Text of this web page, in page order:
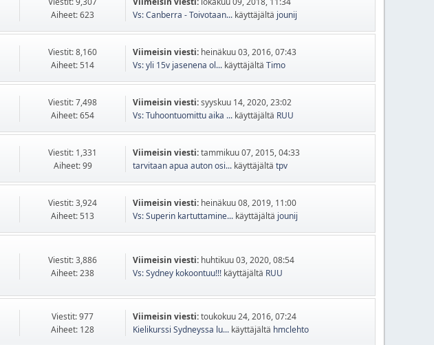
Aiheet: 623
Vs: Canberra - Toivotaan... käyttäjältä jounij
Viestit: 8,160
Aiheet: 514
Viimeisin viesti: heinäkuu 03, 2016, 07:43
Vs: yli 15v jasenena ol... käyttäjältäTimo
Viestit: 7,498
Aiheet: 654
Viimeisin viesti:syyskuu 14, 2020, 23:02
Vs: Tuhoontuomittu aika ... käyttäjältä RUU
Viestit: 1,331
Aiheet: 99
Viimeisin viesti:tammikuu 07, 2015, 04:33
tarvitaan apua auton osi... käyttäjältätpv
Viestit: 3,924
Aiheet: 513
Viimeisin viesti: heinäkuu 08, 2019, 11:00
Vs: Superin kartuttamine... käyttäjältä jounij
Viestit: 3,886
Aiheet: 238
Viimeisin viesti: huhtikuu 03, 2020, 08:54
Vs: Sydney kokoontuu!!! käyttäjältä RUU
Viestit: 977
Aiheet: 128
Viimeisin viesti:toukokuu 24, 2016, 07:24
Kielikurssi Sydneyssa lu... käyttäjältä hmclehto